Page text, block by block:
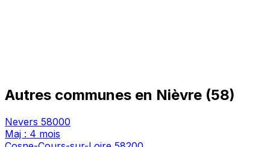
Autres communes en Nièvre (58)
Nevers 58000
Maj : 4 mois